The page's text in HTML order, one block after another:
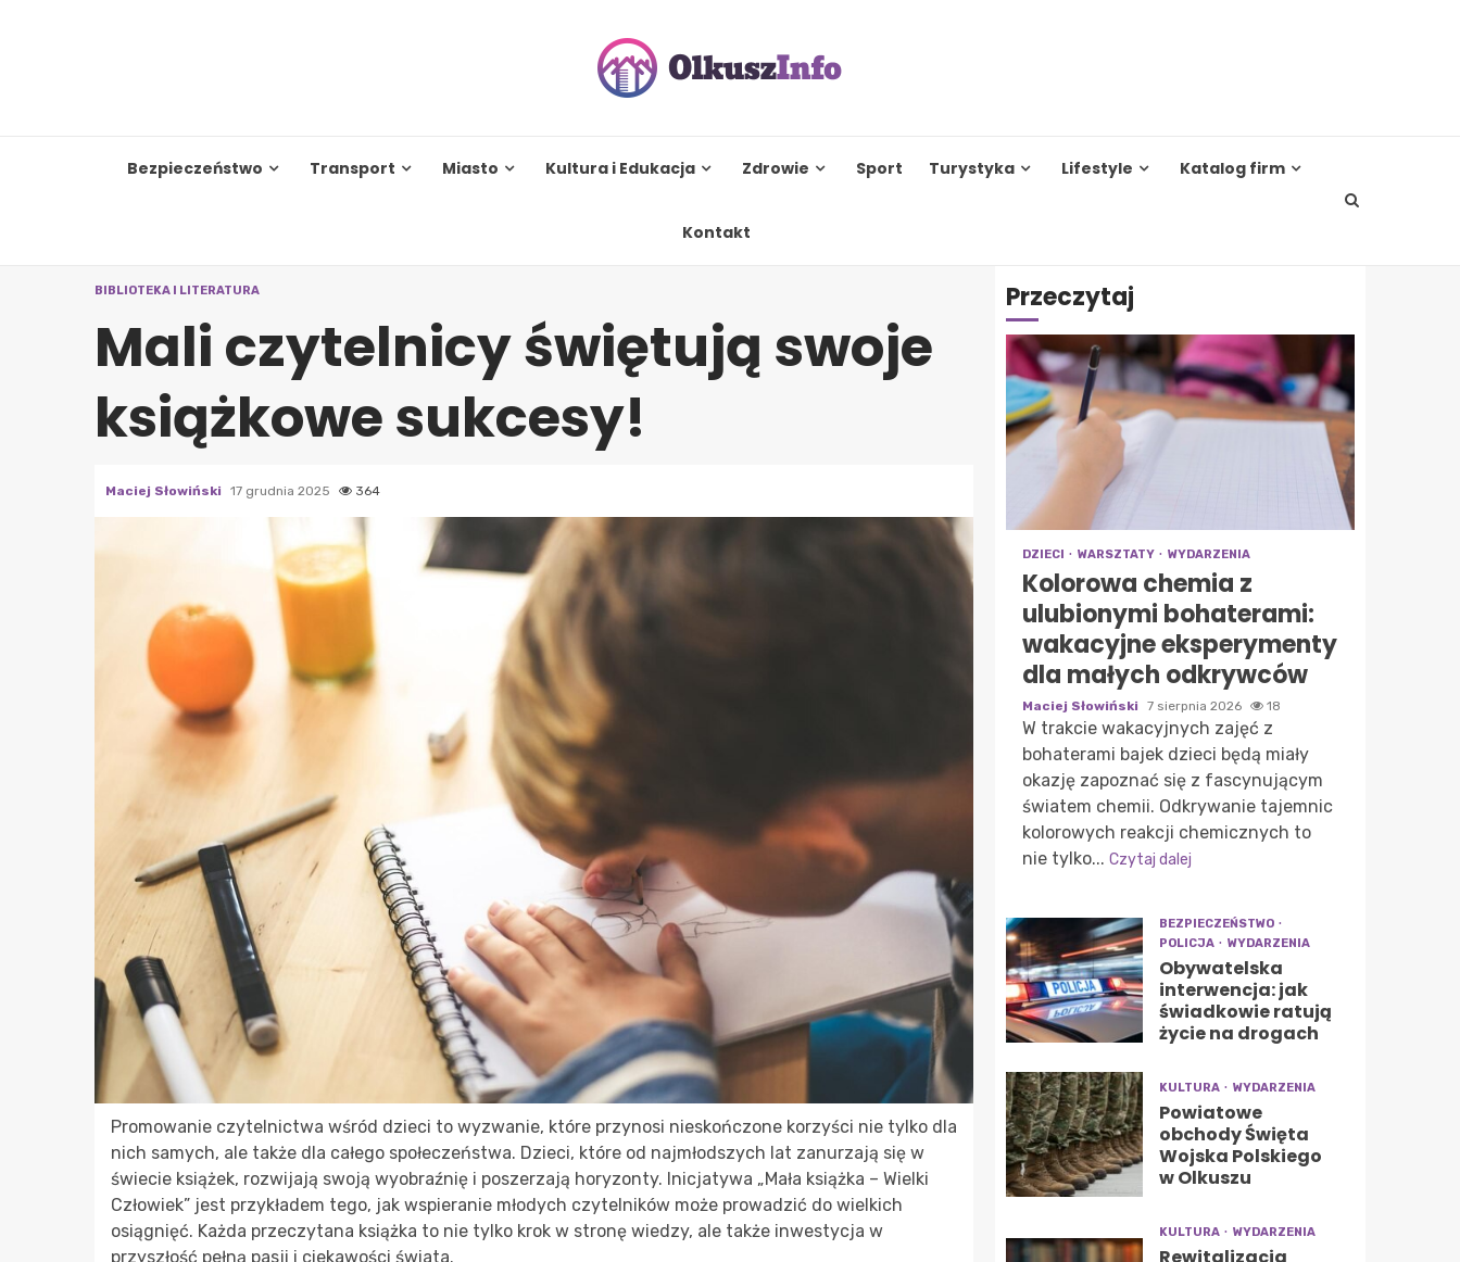
Bezpieczeństwo Transport Miasto Kultura i Edukacja Zdrowie Sport Turystyka Lifestyle Katalog firm
Kontakt
BIBLIOTEKA I LITERATURA
Mali czytelnicy świętują swoje
książkowe sukcesy!
Maciej Słowiński 17 grudnia 2025 364
Promowanie czytelnictwa wśród dzieci to wyzwanie, które przynosi nieskończone korzyści nie tylko dla
nich samych, ale także dla całego społeczeństwa. Dzieci, które od najmłodszych lat zanurzają się w
świecie książek, rozwijają swoją wyobraźnię i poszerzają horyzonty. Inicjatywa „Mała książka – Wielki
Człowiek” jest przykładem tego, jak wspieranie młodych czytelników może prowadzić do wielkich
osiągnięć. Każda przeczytana książka to nie tylko krok w stronę wiedzy, ale także inwestycja w
przyszłość pełną pasji i ciekawości świata.
Przeczytaj
DZIECI WARSZTATY WYDARZENIA
Kolorowa chemia z
ulubionymi bohaterami:
wakacyjne eksperymenty
dla małych odkrywców
Maciej Słowiński 7 sierpnia 2026 18
W trakcie wakacyjnych zajęć z
bohaterami bajek dzieci będą miały
okazję zapoznać się z fascynującym
światem chemii. Odkrywanie tajemnic
kolorowych reakcji chemicznych to
nie tylko... Czytaj dalej
BEZPIECZEŃSTWO
POLICJA
WYDARZENIA
Obywatelska
interwencja: jak
świadkowie ratują
życie na drogach
KULTURA WYDARZENIA
Powiatowe
obchody Święta
Wojska Polskiego
w Olkuszu
KULTURA WYDARZENIA